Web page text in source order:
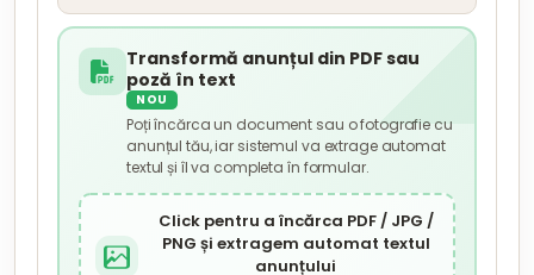
Transformă anunțul din PDF sau
poză în text
NOU
Poți încărca un document sau o fotografie cu
anunțul tău, iar sistemul va extrage automat
textul și îl va completa în formular.
Click pentru a încărca PDF / JPG /
PNG și extragem automat textul
anunțului